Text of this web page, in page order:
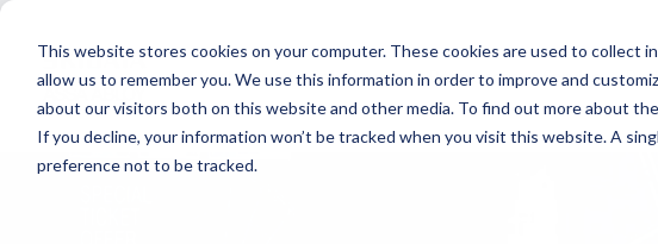
This website stores cookies on your computer. These cookies are used to
allow us to remember you. We use this information in order to improve and
about our visitors both on this website and other media. To find out more about
If you decline, your information won’t be tracked when you visit this website. A
preference not to be tracked.
Secteurs Solutions Références Service